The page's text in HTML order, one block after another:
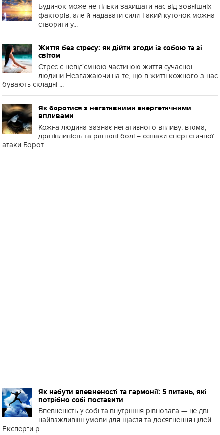
Будинок може не тільки захищати нас від зовнішніх
факторів, але й надавати сили Такий куточок можна
створити у...
Життя без стресу: як дійти згоди із собою та зі
світом
Стрес є невід'ємною частиною життя сучасної
людини Незважаючи на те, що в житті кожного з нас
бувають складні ...
Як боротися з негативними енергетичними
впливами
Кожна людина зазнає негативного впливу: втома,
дратівливість та раптові болі – ознаки енергетичної
атаки Борот...
Як набути впевненості та гармонії: 5 питань, які
потрібно собі поставити
Впевненість у собі та внутрішня рівновага — це дві
найважливіші умови для щастя та досягнення цілей
Експерти р...